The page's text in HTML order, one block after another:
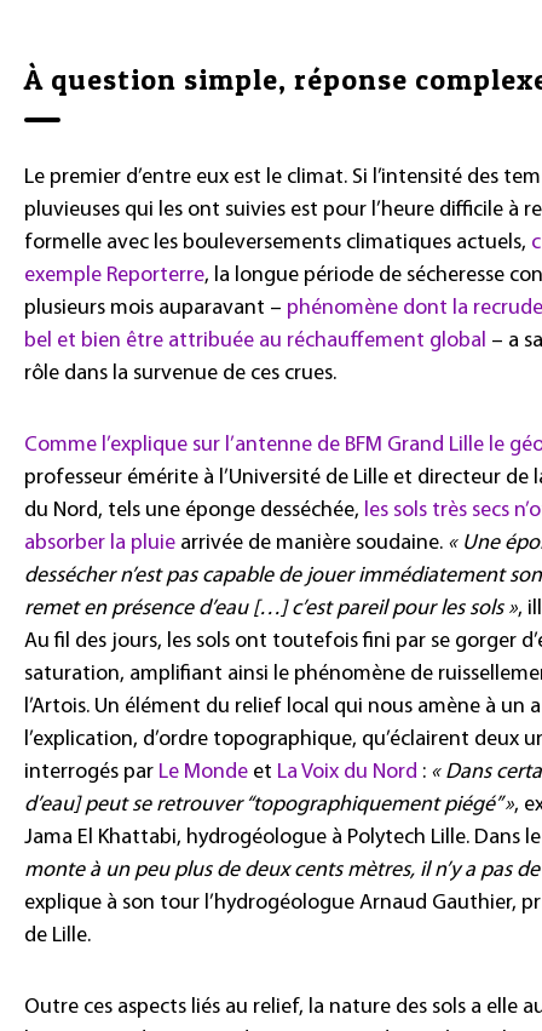
À question simple, réponse
Le premier d’entre eux est le climat. Si l’intensité des
pluvieuses qui les ont suivies est pour l’heure difficile à
formelle avec les bouleversements climatiques actuels,
exemple Reporterre, la longue période de sécheresse
plusieurs mois auparavant – phénomène dont la
bel et bien être attribuée au réchauffement global – a
rôle dans la survenue de ces crues.
Comme l’explique sur l’antenne de BFM Grand Lille le
professeur émérite à l’Université de Lille et directeur de
du Nord, tels une éponge desséchée, les sols très secs
absorber la pluie arrivée de manière soudaine. « Une
dessécher n’est pas capable de jouer immédiatement
remet en présence d’eau […] c’est pareil pour les sols »,
Au fil des jours, les sols ont toutefois fini par se gorger
saturation, amplifiant ainsi le phénomène de
l’Artois. Un élément du relief local qui nous amène à un
l’explication, d’ordre topographique, qu’éclairent deux
interrogés par Le Monde et La Voix du Nord : « Dans
d’eau] peut se retrouver “topographiquement piégé” »,
Jama El Khattabi, hydrogéologue à Polytech Lille. Dans
monte à un peu plus de deux cents mètres, il n’y a pas
explique à son tour l’hydrogéologue Arnaud Gauthier,
de Lille.
Outre ces aspects liés au relief, la nature des sols a elle